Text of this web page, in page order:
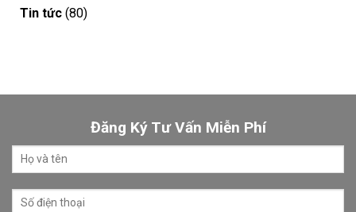
Tin tức (80)
Đăng Ký Tư Vấn Miễn Phí